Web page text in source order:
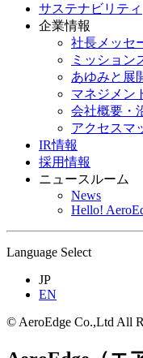
サステナビリティ
企業情報
社長メッセ
ミッション
あゆみと展
マネジメン
会社概要・
アクセスマ
IR情報
採用情報
ニュースルーム
News
Hello!
Language Select
JP
EN
© AeroEdge Co.,Ltd All